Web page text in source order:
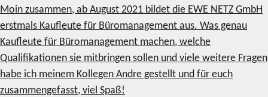
Moin zusammen, ab August 2021 bildet die EWE NETZ GmbH
erstmals Kaufleute für Büromanagement aus. Was genau
Kaufleute für Büromanagement machen, welche
Qualifikationen sie mitbringen sollen und viele weitere Fragen
habe ich meinem Kollegen Andre gestellt und für euch
zusammengefasst, viel Spaß!